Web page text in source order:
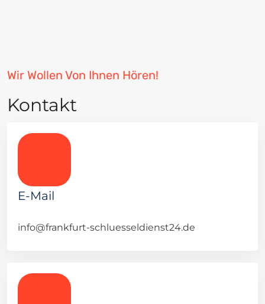
Wir Wollen Von Ihnen Hören!
Kontakt
E-Mail
info@frankfurt-schluesseldienst24.de